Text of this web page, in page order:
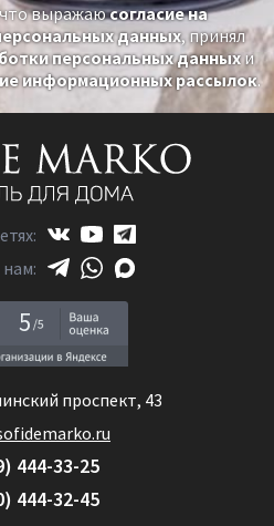
выражаюсогласие на
данных, принял
персональных данныхи
информационных рассылок.
5
проспект, 43
444-33-25
444-32-45